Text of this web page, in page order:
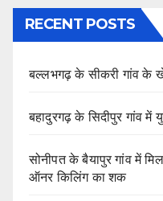
RECENT POSTS
बल्लभगढ़ के सीकरी गांव के
बहादुरगढ़ के सिदीपुर गांव में
सोनीपत के बैयापुर गांव में
ऑनर किलिंग का शक